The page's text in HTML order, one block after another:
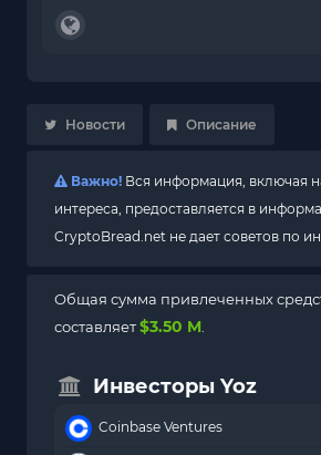
Новости Описание
Важно! Вся информация, включая
интереса, предоставляется в
CryptoBread.net не дает советов по
Общая сумма привлеченных
составляет$3.50 M.
Инвесторы Yoz
Coinbase Ventures